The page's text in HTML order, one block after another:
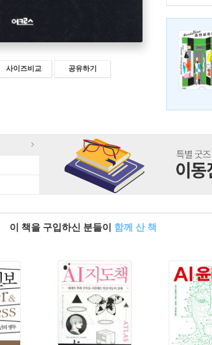
사이즈비교 공유하기
이 책을 구입하신 분들이 함께 산 책